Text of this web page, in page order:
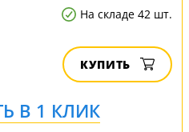
На складе 42 шт.
КУПИТЬ